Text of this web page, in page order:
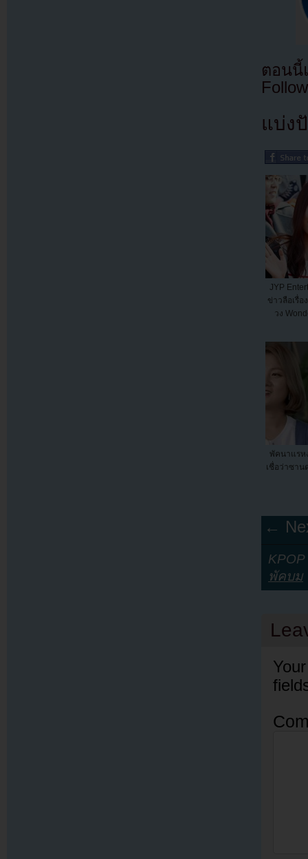
ตอนนี้
แบ่ง
JYP
ข่าวลือเรื่อ
วง
พัคนาแรห
เชื่อว่าซาน
←
พัคบม